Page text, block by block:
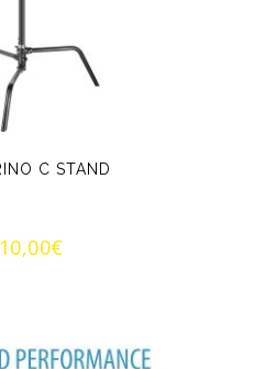
C STAND
10,00€